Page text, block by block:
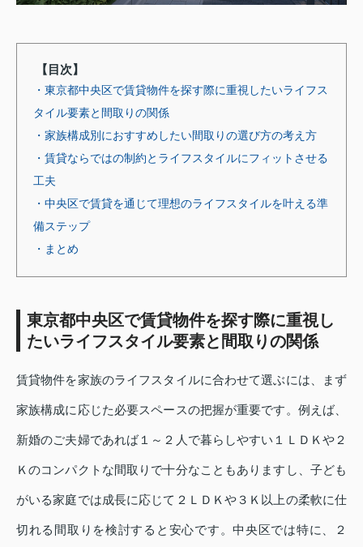
【目次】
・東京都中央区で賃貸物件を探す際に重視したいライフス
タイル要素と間取りの関係
・家族構成別におすすめしたい間取りの選び方の考え方
・賃貸ならではの制約とライフスタイルにフィットさせる
工夫
・中央区で賃貸を通じて理想のライフスタイルを叶える準
備ステップ
・まとめ
東京都中央区で賃貸物件を探す際に重視し
たいライフスタイル要素と間取りの関係
賃貸物件を家族のライフスタイルに合わせて選ぶには、まず
家族構成に応じた必要スペースの把握が重要です。例えば、
新婚のご夫婦であれば１～２人で暮らしやすい１ＬＤＫや２
Ｋのコンパクトな間取りで十分なこともありますし、子ども
がいる家庭では成長に応じて２ＬＤＫや３Ｋ以上の柔軟に仕
切れる間取りを検討すると安心です。中央区では特に、２